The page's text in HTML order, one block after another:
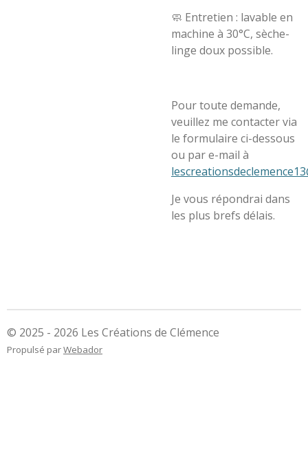
🧼 Entretien : lavable en
machine à 30°C, sèche-
linge doux possible.
Pour toute demande,
veuillez me contacter via
le formulaire ci-dessous
ou par e-mail à
Je vous répondrai dans
les plus brefs délais.
© 2025 - 2026 Les Créations de Clémence
Propulsé parWebador